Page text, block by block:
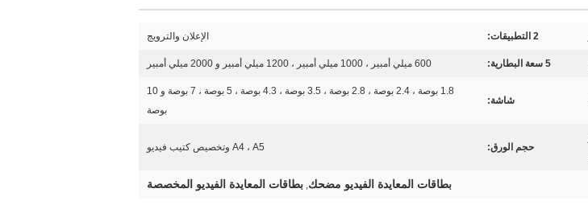
2 التطبيقات: الإعلان والترويج
5 سعة البطارية: 600 ميلي أمبير ، 1000 ميلي أمبير ، 1200 ميلي أمبير و 2000 ميلي أمبير
شاشة:
1.8 بوصة ، 2.4 بوصة ، 2.8 بوصة ، 3.5 بوصة ، 4.3 بوصة ، 5 بوصة ، 7 بوصة و 10
بوصة
حجم الورق: A4 ، A5 وتخصيص كتيب فيديو
بطاقات المعايدة الفيديو مضحك, بطاقات المعايدة الفيديو المخصصة